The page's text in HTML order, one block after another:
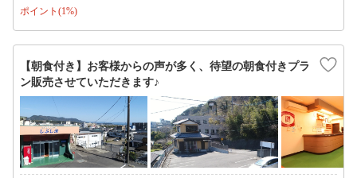
ポイント(1%)
【朝食付き】お客様からの声が多く、待望の朝食付きプラ
ン販売させていただきます♪